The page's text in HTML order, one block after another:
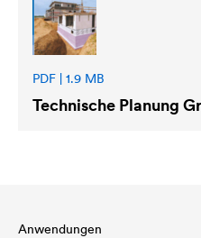
PDF | 1.9 MB
Technische Planung
Anwendungen